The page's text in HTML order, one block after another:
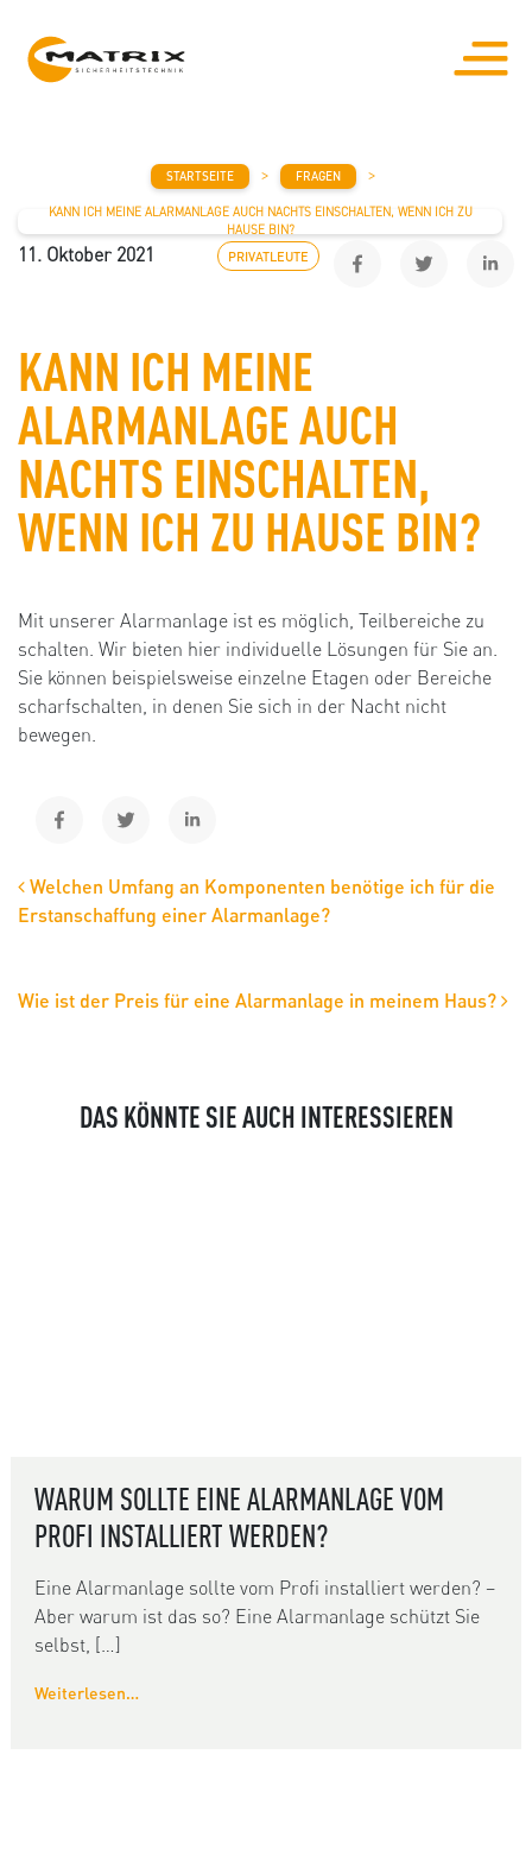
STARTSEITE > FRAGEN >
KANN ICH MEINE ALARMANLAGE AUCH NACHTS EINSCHALTEN, WENN ICH ZU
HAUSE BIN?
11. Oktober 2021 PRIVATLEUTE
KANN ICH MEINE
ALARMANLAGE AUCH
NACHTS EINSCHALTEN,
WENN ICH ZU HAUSE BIN?
Mit unserer Alarmanlage ist es möglich, Teilbereiche zu
schalten. Wir bieten hier individuelle Lösungen für Sie an.
Sie können beispielsweise einzelne Etagen oder Bereiche
scharfschalten, in denen Sie sich in der Nacht nicht
bewegen.
Welchen Umfang an Komponenten benötige ich für die
Erstanschaffung einer Alarmanlage?
Wie ist der Preis für eine Alarmanlage in meinem Haus?
DAS KÖNNTE SIE AUCH INTERESSIEREN
WARUM SOLLTE EINE ALARMANLAGE VOM
PROFI INSTALLIERT WERDEN?
Eine Alarmanlage sollte vom Profi installiert werden? –
Aber warum ist das so? Eine Alarmanlage schützt Sie
selbst, […]
Weiterlesen…